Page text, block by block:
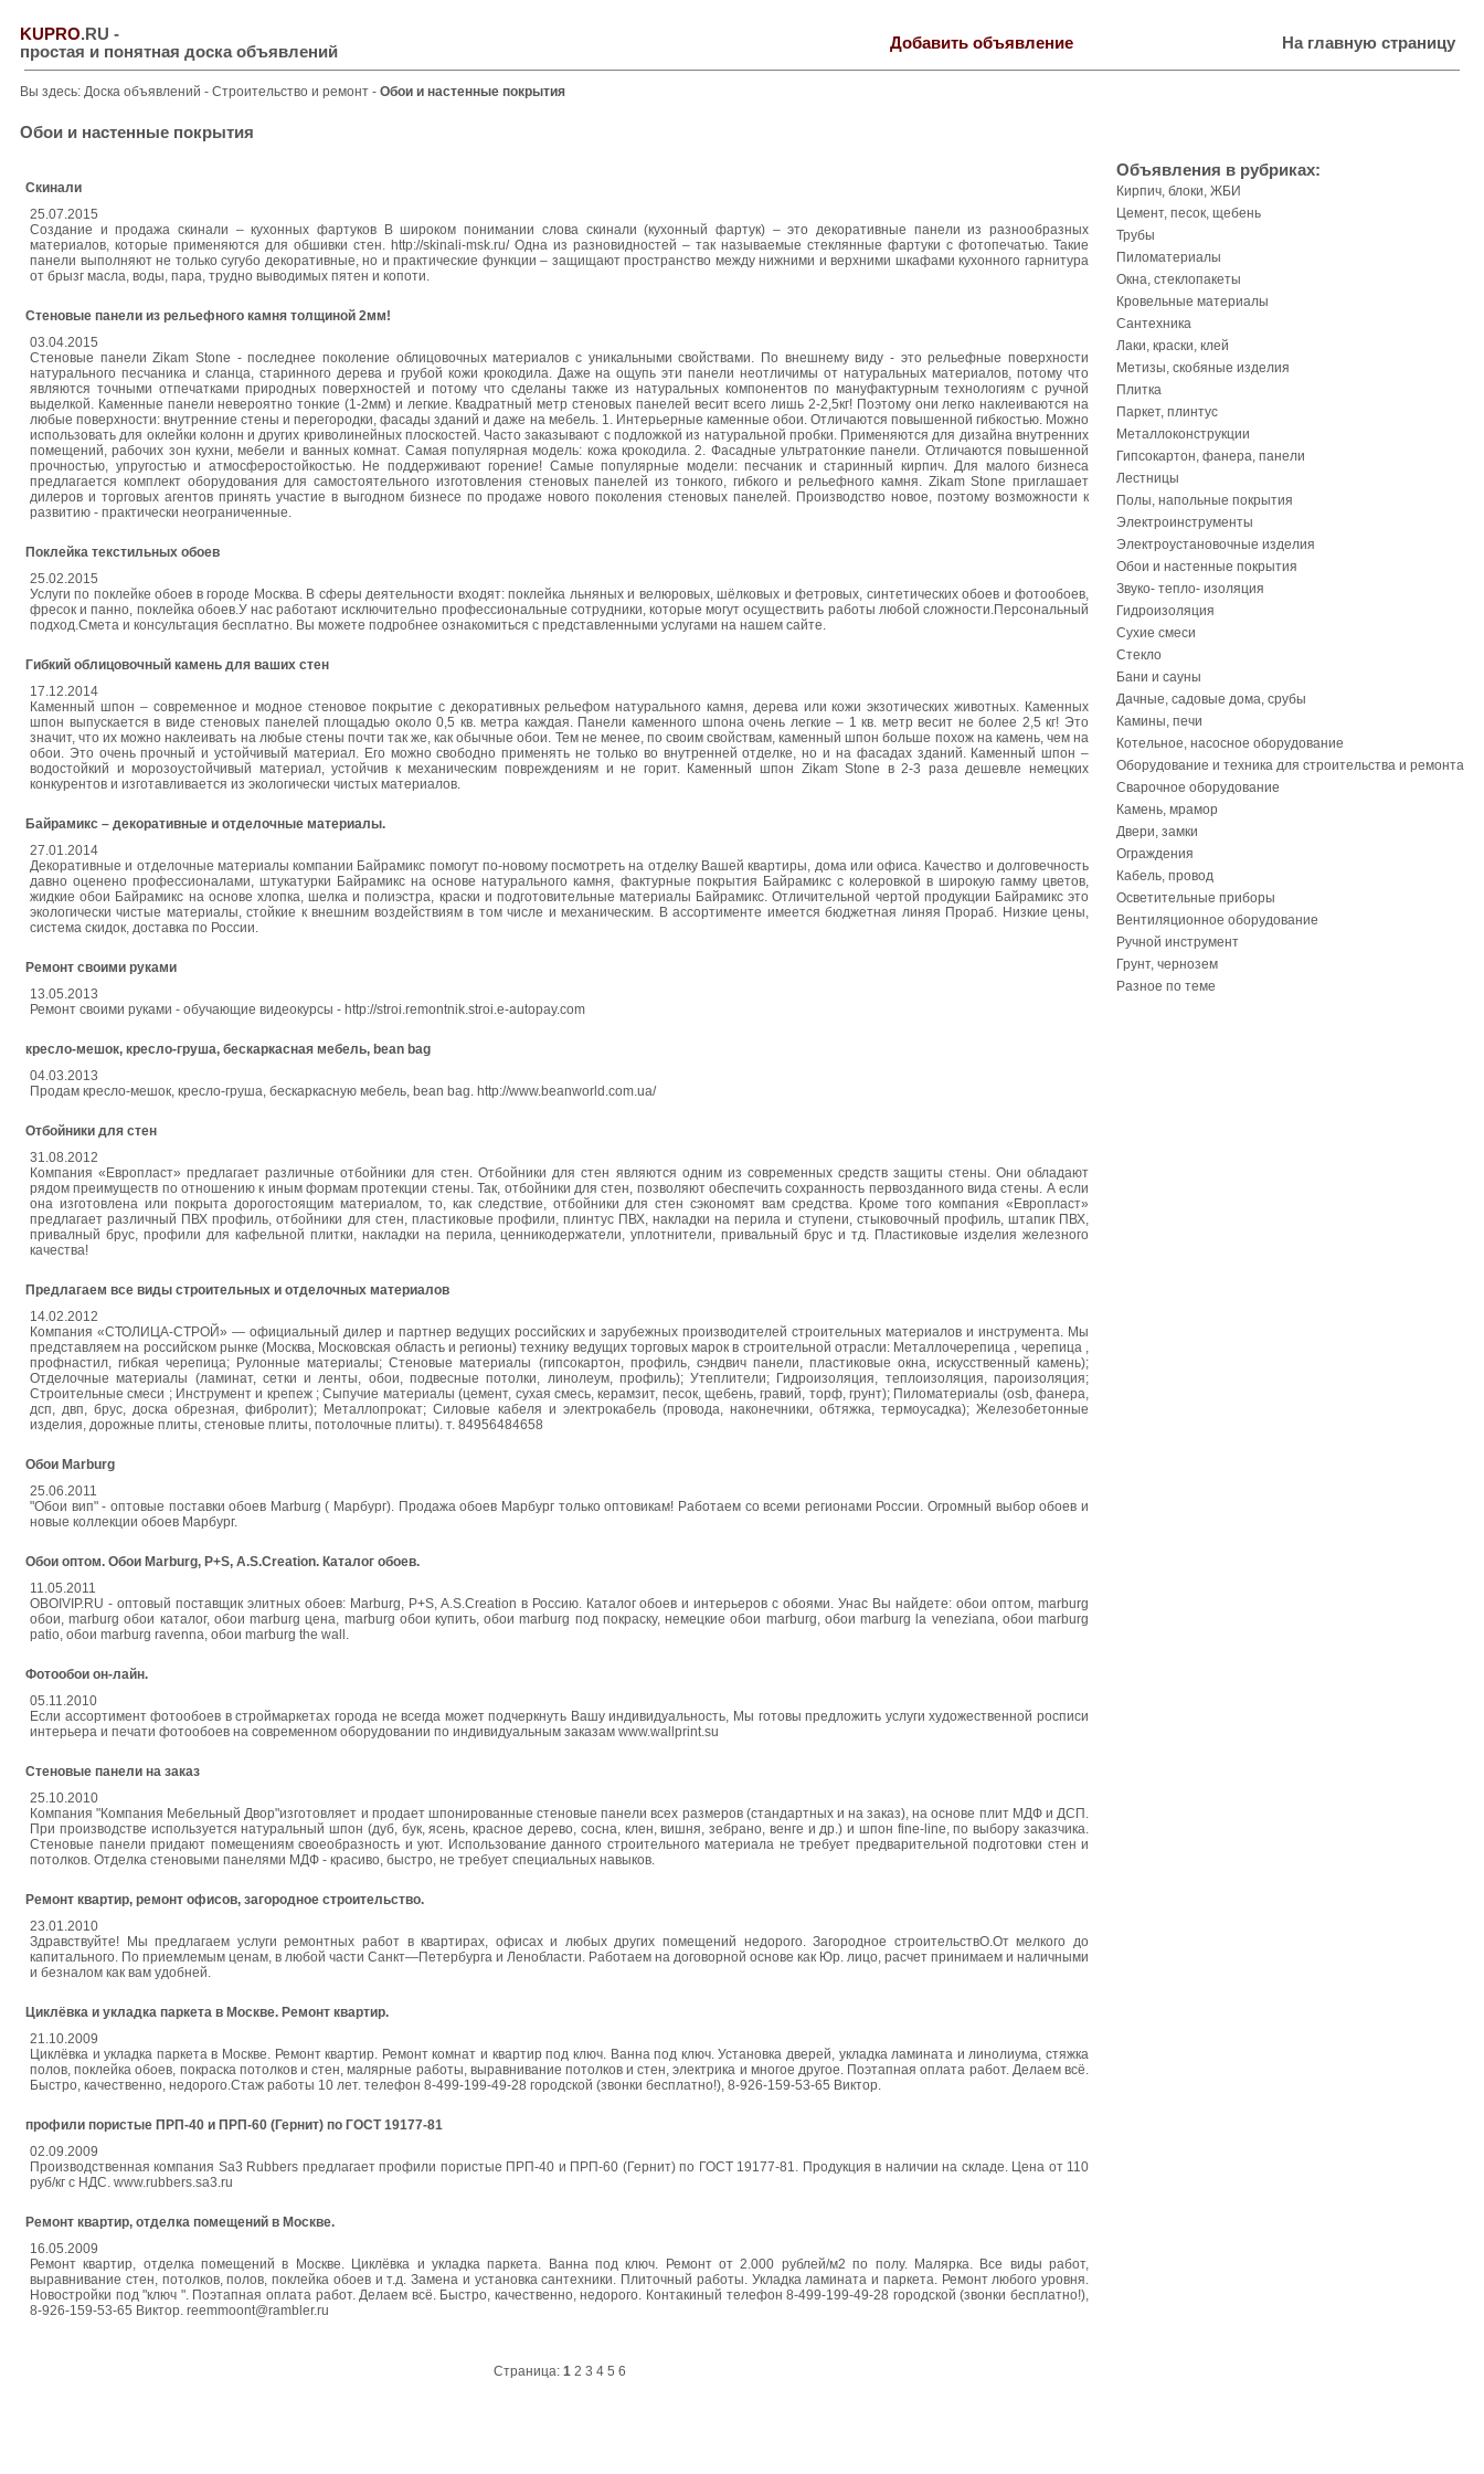
KUPRO.RU -
простая и понятная доска объявлений
Добавить объявление На главную страницу
Вы здесь: Доска объявлений - Строительство и ремонт - Обои и настенные покрытия
Обои и настенные покрытия
Скинали
25.07.2015
Создание и продажа скинали – кухонных фартуков В широком понимании слова скинали (кухонный фартук) – это декоративные панели из разнообразных
материалов, которые применяются для обшивки стен. http://skinali-msk.ru/ Одна из разновидностей – так называемые стеклянные фартуки с фотопечатью. Такие
панели выполняют не только сугубо декоративные, но и практические функции – защищают пространство между нижними и верхними шкафами кухонного гарнитура
от брызг масла, воды, пара, трудно выводимых пятен и копоти.
Стеновые панели из рельефного камня толщиной 2мм!
03.04.2015
Стеновые панели Zikam Stone - последнее поколение облицовочных материалов с уникальными свойствами. По внешнему виду - это рельефные поверхности
натурального песчаника и сланца, старинного дерева и грубой кожи крокодила. Даже на ощупь эти панели неотличимы от натуральных материалов, потому что
являются точными отпечатками природных поверхностей и потому что сделаны также из натуральных компонентов по мануфактурным технологиям с ручной
выделкой. Каменные панели невероятно тонкие (1-2мм) и легкие. Квадратный метр стеновых панелей весит всего лишь 2-2,5кг! Поэтому они легко наклеиваются на
любые поверхности: внутренние стены и перегородки, фасады зданий и даже на мебель. 1. Интерьерные каменные обои. Отличаются повышенной гибкостью. Можно
использовать для оклейки колонн и других криволинейных плоскостей. Часто заказывают с подложкой из натуральной пробки. Применяются для дизайна внутренних
помещений, рабочих зон кухни, мебели и ванных комнат. Самая популярная модель: кожа крокодила. 2. Фасадные ультратонкие панели. Отличаются повышенной
прочностью, упругостью и атмосферостойкостью. Не поддерживают горение! Самые популярные модели: песчаник и старинный кирпич. Для малого бизнеса
предлагается комплект оборудования для самостоятельного изготовления стеновых панелей из тонкого, гибкого и рельефного камня. Zikam Stone приглашает
дилеров и торговых агентов принять участие в выгодном бизнесе по продаже нового поколения стеновых панелей. Производство новое, поэтому возможности к
развитию - практически неограниченные.
Поклейка текстильных обоев
25.02.2015
Услуги по поклейке обоев в городе Москва. В сферы деятельности входят: поклейка льняных и велюровых, шёлковых и фетровых, синтетических обоев и фотообоев,
фресок и панно, поклейка обоев.У нас работают исключительно профессиональные сотрудники, которые могут осуществить работы любой сложности.Персональный
подход.Смета и консультация бесплатно. Вы можете подробнее ознакомиться с представленными услугами на нашем сайте.
Гибкий облицовочный камень для ваших стен
17.12.2014
Каменный шпон – современное и модное стеновое покрытие с декоративных рельефом натурального камня, дерева или кожи экзотических животных. Каменных
шпон выпускается в виде стеновых панелей площадью около 0,5 кв. метра каждая. Панели каменного шпона очень легкие – 1 кв. метр весит не более 2,5 кг! Это
значит, что их можно наклеивать на любые стены почти так же, как обычные обои. Тем не менее, по своим свойствам, каменный шпон больше похож на камень, чем на
обои. Это очень прочный и устойчивый материал. Его можно свободно применять не только во внутренней отделке, но и на фасадах зданий. Каменный шпон –
водостойкий и морозоустойчивый материал, устойчив к механическим повреждениям и не горит. Каменный шпон Zikam Stone в 2-3 раза дешевле немецких
конкурентов и изготавливается из экологически чистых материалов.
Байрамикс – декоративные и отделочные материалы.
27.01.2014
Декоративные и отделочные материалы компании Байрамикс помогут по-новому посмотреть на отделку Вашей квартиры, дома или офиса. Качество и долговечность
давно оценено профессионалами, штукатурки Байрамикс на основе натурального камня, фактурные покрытия Байрамикс с колеровкой в широкую гамму цветов,
жидкие обои Байрамикс на основе хлопка, шелка и полиэстра, краски и подготовительные материалы Байрамикс. Отличительной чертой продукции Байрамикс это
экологически чистые материалы, стойкие к внешним воздействиям в том числе и механическим. В ассортименте имеется бюджетная линяя Прораб. Низкие цены,
система скидок, доставка по России.
Ремонт своими руками
13.05.2013
Ремонт своими руками - обучающие видеокурсы - http://stroi.remontnik.stroi.e-autopay.com
кресло-мешок, кресло-груша, бескаркасная мебель, bean bag
04.03.2013
Продам кресло-мешок, кресло-груша, бескаркасную мебель, bean bag. http://www.beanworld.com.ua/
Отбойники для стен
31.08.2012
Компания «Европласт» предлагает различные отбойники для стен. Отбойники для стен являются одним из современных средств защиты стены. Они обладают
рядом преимуществ по отношению к иным формам протекции стены. Так, отбойники для стен, позволяют обеспечить сохранность первозданного вида стены. А если
она изготовлена или покрыта дорогостоящим материалом, то, как следствие, отбойники для стен сэкономят вам средства. Кроме того компания «Европласт»
предлагает различный ПВХ профиль, отбойники для стен, пластиковые профили, плинтус ПВХ, накладки на перила и ступени, стыковочный профиль, штапик ПВХ,
привалный брус, профили для кафельной плитки, накладки на перила, ценникодержатели, уплотнители, привальный брус и тд. Пластиковые изделия железного
качества!
Предлагаем все виды строительных и отделочных материалов
14.02.2012
Компания «СТОЛИЦА-СТРОЙ» — официальный дилер и партнер ведущих российских и зарубежных производителей строительных материалов и инструмента. Мы
представляем на российском рынке (Москва, Московская область и регионы) технику ведущих торговых марок в строительной отрасли: Металлочерепица , черепица ,
профнастил, гибкая черепица; Рулонные материалы; Стеновые материалы (гипсокартон, профиль, сэндвич панели, пластиковые окна, искусственный камень);
Отделочные материалы (ламинат, сетки и ленты, обои, подвесные потолки, линолеум, профиль); Утеплители; Гидроизоляция, теплоизоляция, пароизоляция;
Строительные смеси ; Инструмент и крепеж ; Сыпучие материалы (цемент, сухая смесь, керамзит, песок, щебень, гравий, торф, грунт); Пиломатериалы (osb, фанера,
дсп, двп, брус, доска обрезная, фибролит); Металлопрокат; Силовые кабеля и электрокабель (провода, наконечники, обтяжка, термоусадка); Железобетонные
изделия, дорожные плиты, стеновые плиты, потолочные плиты). т. 84956484658
Обои Marburg
25.06.2011
"Обои вип" - оптовые поставки обоев Marburg ( Марбург). Продажа обоев Марбург только оптовикам! Работаем со всеми регионами России. Огромный выбор обоев и
новые коллекции обоев Марбург.
Обои оптом. Обои Marburg, P+S, A.S.Creation. Каталог обоев.
11.05.2011
OBOIVIP.RU - оптовый поставщик элитных обоев: Marburg, P+S, A.S.Creation в Россию. Каталог обоев и интерьеров с обоями. Унас Вы найдете: обои оптом, marburg
обои, marburg обои каталог, обои marburg цена, marburg обои купить, обои marburg под покраску, немецкие обои marburg, обои marburg la veneziana, обои marburg
patio, обои marburg ravenna, обои marburg the wall.
Фотообои он-лайн.
05.11.2010
Если ассортимент фотообоев в строймаркетах города не всегда может подчеркнуть Вашу индивидуальность, Мы готовы предложить услуги художественной росписи
интерьера и печати фотообоев на современном оборудовании по индивидуальным заказам www.wallprint.su
Стеновые панели на заказ
25.10.2010
Компания "Компания Мебельный Двор"изготовляет и продает шпонированные стеновые панели всех размеров (стандартных и на заказ), на основе плит МДФ и ДСП.
При производстве используется натуральный шпон (дуб, бук, ясень, красное дерево, сосна, клен, вишня, зебрано, венге и др.) и шпон fine-line, по выбору заказчика.
Стеновые панели придают помещениям своеобразность и уют. Использование данного строительного материала не требует предварительной подготовки стен и
потолков. Отделка стеновыми панелями МДФ - красиво, быстро, не требует специальных навыков.
Ремонт квартир, ремонт офисов, загородное строительство.
23.01.2010
Здравствуйте! Мы предлагаем услуги ремонтных работ в квартирах, офисах и любых других помещений недорого. Загородное строительствО.От мелкого до
капитального. По приемлемым ценам, в любой части Санкт—Петербурга и Ленобласти. Работаем на договорной основе как Юр. лицо, расчет принимаем и наличными
и безналом как вам удобней.
Циклёвка и укладка паркета в Москве. Ремонт квартир.
21.10.2009
Циклёвка и укладка паркета в Москве. Ремонт квартир. Ремонт комнат и квартир под ключ. Ванна под ключ. Установка дверей, укладка ламината и линолиума, стяжка
полов, поклейка обоев, покраска потолков и стен, малярные работы, выравнивание потолков и стен, электрика и многое другое. Поэтапная оплата работ. Делаем всё.
Быстро, качественно, недорого.Cтаж работы 10 лет. телефон 8-499-199-49-28 городской (звонки бесплатно!), 8-926-159-53-65 Виктор.
профили пористые ПРП-40 и ПРП-60 (Гернит) по ГОСТ 19177-81
02.09.2009
Производственная компания Sa3 Rubbers предлагает профили пористые ПРП-40 и ПРП-60 (Гернит) по ГОСТ 19177-81. Продукция в наличии на складе. Цена от 110
руб/кг с НДС. www.rubbers.sa3.ru
Ремонт квартир, отделка помещений в Москве.
16.05.2009
Ремонт квартир, отделка помещений в Москве. Циклёвка и укладка паркета. Ванна под ключ. Ремонт от 2.000 рублей/м2 по полу. Малярка. Все виды работ,
выравнивание стен, потолков, полов, поклейка обоев и т.д. Замена и установка сантехники. Плиточный работы. Укладка ламината и паркета. Ремонт любого уровня.
Новостройки под "ключ ". Поэтапная оплата работ. Делаем всё. Быстро, качественно, недорого. Контакиный телефон 8-499-199-49-28 городской (звонки бесплатно!),
8-926-159-53-65 Виктор. reemmoont@rambler.ru
Страница: 1 2 3 4 5 6
Объявления в рубриках:
Кирпич, блоки, ЖБИ
Цемент, песок, щебень
Трубы
Пиломатериалы
Окна, стеклопакеты
Кровельные материалы
Сантехника
Лаки, краски, клей
Метизы, скобяные изделия
Плитка
Паркет, плинтус
Металлоконструкции
Гипсокартон, фанера, панели
Лестницы
Полы, напольные покрытия
Электроинструменты
Электроустановочные изделия
Обои и настенные покрытия
Звуко- тепло- изоляция
Гидроизоляция
Сухие смеси
Стекло
Бани и сауны
Дачные, садовые дома, срубы
Камины, печи
Котельное, насосное оборудование
Оборудование и техника для строительства и ремонта
Сварочное оборудование
Камень, мрамор
Двери, замки
Ограждения
Кабель, провод
Осветительные приборы
Вентиляционное оборудование
Ручной инструмент
Грунт, чернозем
Разное по теме